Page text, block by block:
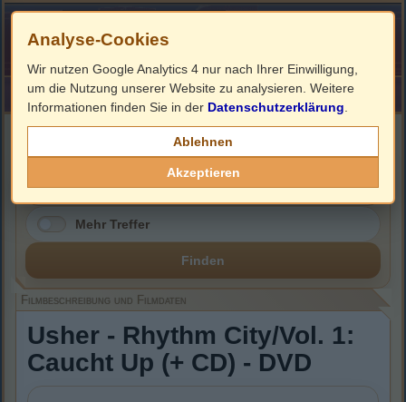
HOME ImpressumLinks
Filmbeschreibung, Cover & DVD Infos
Mehr Treffer
Finden
Filmbeschreibung und Filmdaten
Usher - Rhythm City/Vol. 1:
Caucht Up (+ CD) - DVD
Analyse-Cookies
Wir nutzen Google Analytics 4 nur nach Ihrer Einwilligung,
um die Nutzung unserer Website zu analysieren. Weitere
Informationen finden Sie in der Datenschutzerklärung
Ablehnen
Akzeptieren